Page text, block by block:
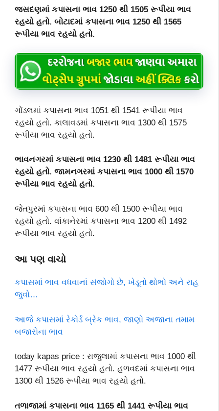
જસદણમાં કપાસના ભાવ 1250 થી 1505 રૂપીયા ભાવ
રહયો હતો. બોટાદમાં કપાસના ભાવ 1250 થી 1565
રૂપીયા ભાવ રહયો હતો.
ગોંડલમાં કપાસના ભાવ 1051 થી 1541 રૂપીયા ભાવ
રહયો હતો. કાલાવડમાં કપાસના ભાવ 1300 થી 1575
રૂપીયા ભાવ રહયો હતો.
ભાવનગરમાં કપાસના ભાવ 1230 થી 1481 રૂપીયા ભાવ
રહયો હતો. જામનગરમાં કપાસના ભાવ 1000 થી 1570
રૂપીયા ભાવ રહયો હતો.
જેતપુરમાં કપાસના ભાવ 600 થી 1500 રૂપીયા ભાવ
રહયો હતો. વાંકાનેરમાં કપાસના ભાવ 1200 થી 1492
રૂપીયા ભાવ રહયો હતો.
આ પણ વાચો
કપાસમાં ભાવ વધવાનાં સંજોગો છે, ખેડૂતો થોભો અને રાહ
જુવો…
આજે કપાસમાં રેકોર્ડ બ્રેક ભાવ, જાણો અજાના તમામ
બજારોના ભાવ
today kapas price : રાજુલામાં કપાસના ભાવ 1000 થી
1477 રૂપીયા ભાવ રહયો હતો. હળવદમાં કપાસના ભાવ
1300 થી 1526 રૂપીયા ભાવ રહયો હતો.
તળાજામાં કપાસના ભાવ 1165 થી 1441 રૂપીયા ભાવ